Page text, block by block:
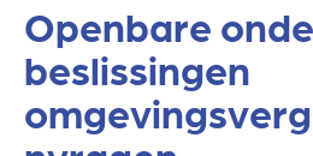
Openbare
beslissingen